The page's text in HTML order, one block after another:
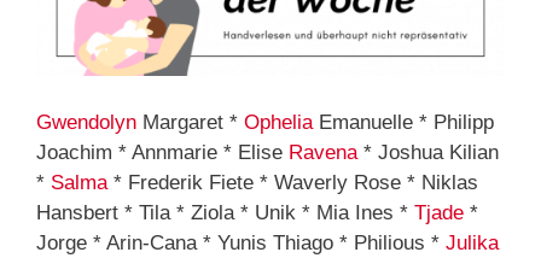
Gwendolyn Margaret * Ophelia Emanuelle * Philipp
Joachim * Annmarie * Elise Ravena * Joshua Kilian
* Salma * Frederik Fiete * Waverly Rose * Niklas
Hansbert * Tila * Ziola * Unik * Mia Ines * Tjade *
Jorge * Arin-Cana * Yunis Thiago * Philious * Julika